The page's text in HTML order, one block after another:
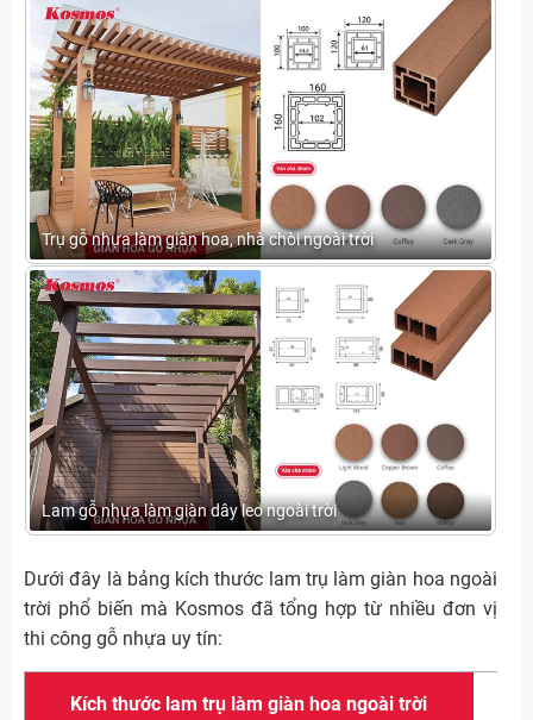
Trụ gỗ nhựa làm giàn hoa, nhà chòi ngoài trời
Lam gỗ nhựa làm giàn dây leo ngoài trời
Dưới đây là bảng kích thước lam trụ làm giàn hoa ngoài
trời phổ biến mà Kosmos đã tổng hợp từ nhiều đơn vị
thi công gỗ nhựa uy tín:
Kích thước lam trụ làm giàn hoa ngoài trời